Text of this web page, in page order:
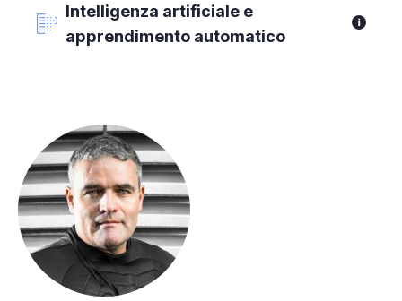
Intelligenza artificiale e
apprendimento automatico